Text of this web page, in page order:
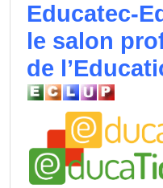
Educatec-
le salon
de